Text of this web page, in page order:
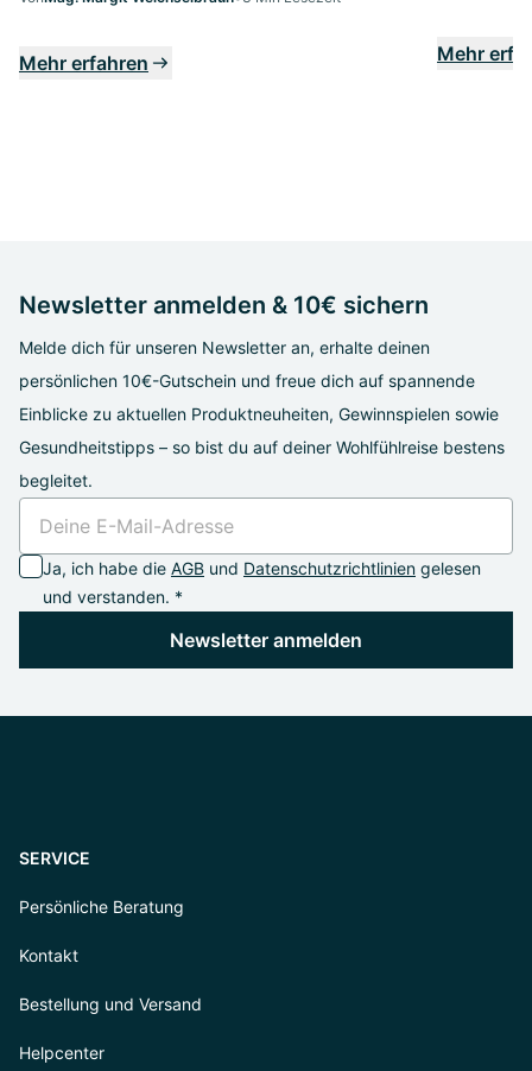
Mehr erfahren Mehr
Newsletter anmelden & 10€ sichern
Melde dich für unseren Newsletter an, erhalte deinen
persönlichen 10€-Gutschein und freue dich auf spannende
Einblicke zu aktuellen Produktneuheiten, Gewinnspielen sowie
Gesundheitstipps – so bist du auf deiner Wohlfühlreise bestens
begleitet.
Ja, ich habe die AGB und Datenschutzrichtlinien gelesen
und verstanden. *
Newsletter anmelden
SERVICE
Persönliche Beratung
Kontakt
Bestellung und Versand
Helpcenter